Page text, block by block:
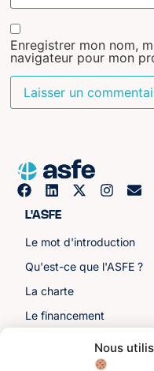
Nous
Enregistrer mon nom,
navigateur pour mon
L'ASFE
Le mot d'introduction
Qu'est-ce que l'ASFE ?
La charte
Le financement
Les sénateurs